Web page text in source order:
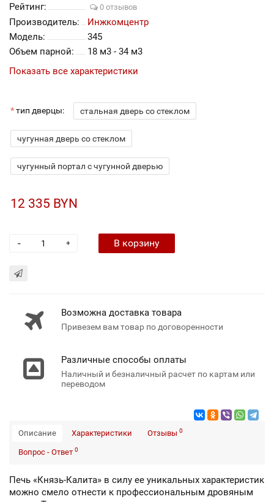
Рейтинг: 0 отзывов
Производитель:
Инжкомцентр
Модель:
345
Объем парной:
18 м3 - 34 м3
Показать все характеристики
тип дверцы: стальная дверь со стеклом
чугунная дверь со стеклом
чугунный портал с чугунной дверью
12 335 BYN
+
- В корзину
Возможна доставка товара
Привезем вам товар по договоренности
Различные способы оплаты
Наличный и безналичный расчет по картам или
переводом
Описание Характеристики Отзывы 0
Вопрос - Ответ 0
Печь «Князь-Калита» в силу ее уникальных характеристик
можно смело отнести к профессиональным дровяным